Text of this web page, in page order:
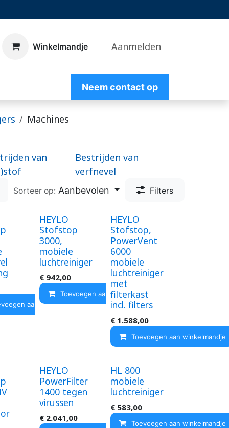
​Winkelmandje Aanmelden
Neem contact op
Machines
van
Bestrijden van
verfnevel
Sorteer op: Aanbevolen Filters
aan winkelmandje
HEYLO
Stofstop
3000,
mobiele
luchtreiniger
€ 942,00
Toevoegen aan winkelmandje
HEYLO
Stofstop,
PowerVent
6000
mobiele
luchtreiniger
met
filterkast
incl. filters
€ 1.588,00
Toevoegen aan winkelmandje
HEYLO
PowerFilter
1400 tegen
virussen
€ 2.041,00
HL 800
mobiele
luchtreiniger
€ 583,00
Toevoegen aan winkelmandje